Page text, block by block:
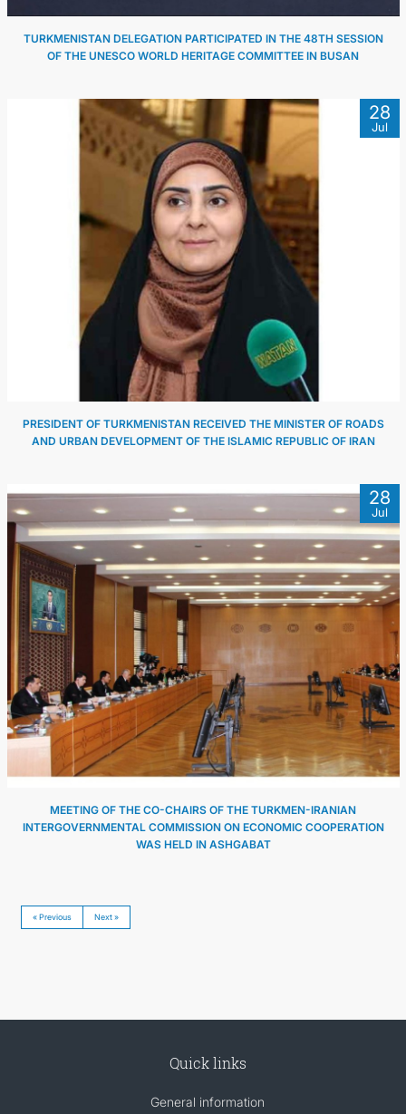
TURKMENISTAN DELEGATION PARTICIPATED IN THE 48TH SESSION
OF THE UNESCO WORLD HERITAGE COMMITTEE IN BUSAN
28
Jul
PRESIDENT OF TURKMENISTAN RECEIVED THE MINISTER OF ROADS
AND URBAN DEVELOPMENT OF THE ISLAMIC REPUBLIC OF IRAN
28
Jul
MEETING OF THE CO-CHAIRS OF THE TURKMEN-IRANIAN
INTERGOVERNMENTAL COMMISSION ON ECONOMIC COOPERATION
WAS HELD IN ASHGABAT
« Previous Next »
Quick links
General information